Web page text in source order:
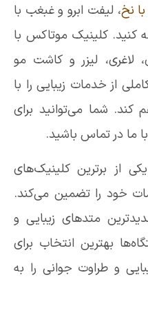
نخ، لیفت ابرو و غبغب با
کنید. کلینیک موتاکس با
لاغری، لیزر و کاشت مو
از خدمات زیبایی را با
کند. شما می‌توانید برای
ما در تماس باشید.
از برترین کلینیک‌های
خود را تضمین می‌کند.
متدهای زیبایی و
بهترین انتخاب برای
و طراوت جوانی را به